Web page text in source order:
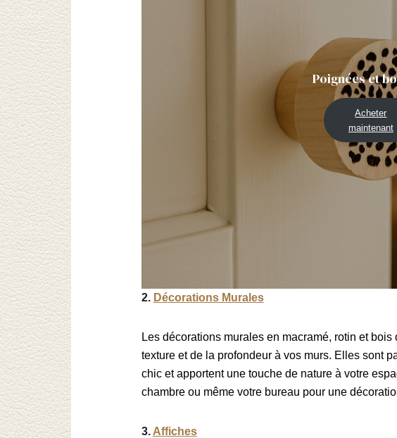
Poignées et
Acheter
maintenant
2. Décorations Murales
Les décorations murales en macramé, rotin et
texture et de la profondeur à vos murs. Elles sont
chic et apportent une touche de nature à votre
chambre ou même votre bureau pour une
3. Affiches